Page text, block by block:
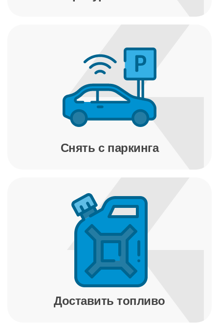
Снять с паркинга
Доставить топливо